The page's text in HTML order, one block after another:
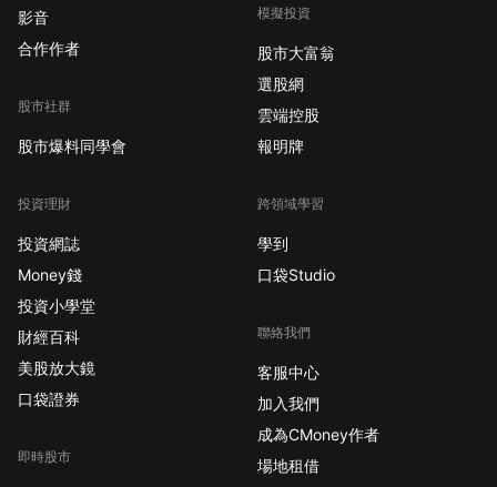
影音
合作作者
股市社群
股市爆料同學會
投資理財
投資網誌
Money錢
投資小學堂
財經百科
美股放大鏡
口袋證券
即時股市
模擬投資
股市大富翁
選股網
雲端控股
報明牌
跨領域學習
學到
口袋Studio
聯絡我們
客服中心
加入我們
成為CMoney作者
場地租借